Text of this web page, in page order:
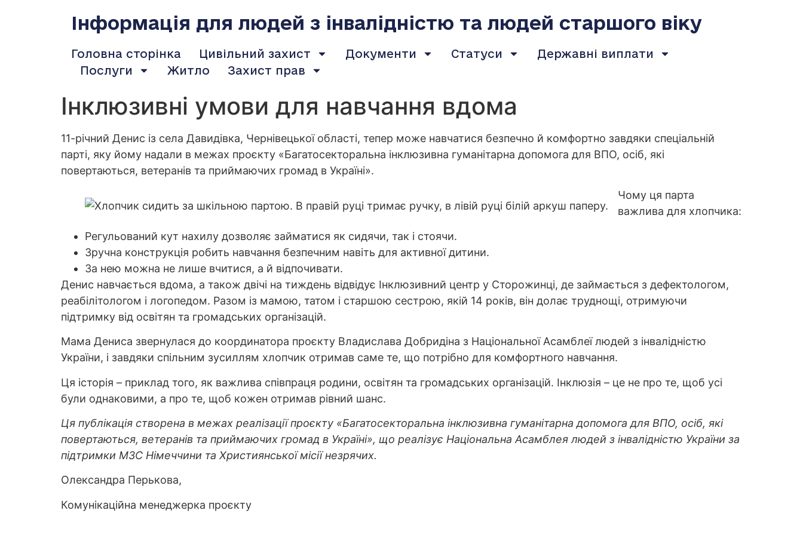
Інформація для людей з інвалідністю та людей старшого віку
Головна сторінка Цивільний захист Документи Статуси
Державні виплати
Послуги
Житло Захист прав
Інклюзивні умови для навчання вдома
11-річний Денис із села Давидівка, Чернівецької області, тепер може навчатися безпечно й комфортно завдяки спеціальній
парті, яку йому надали в межах проєкту «Багатосекторальна інклюзивна гуманітарна допомога для ВПО, осіб, які
повертаються, ветеранів та приймаючих громад в Україні».
Чому ця парта
важлива для хлопчика:
Регульований кут нахилу дозволяє займатися як сидячи, так і стоячи.
Зручна конструкція робить навчання безпечним навіть для активної дитини.
За нею можна не лише вчитися, а й відпочивати.
Денис навчається вдома, а також двічі на тиждень відвідує Інклюзивний центр у Сторожинці, де займається з дефектологом,
реабілітологом і логопедом. Разом із мамою, татом і старшою сестрою, якій 14 років, він долає труднощі, отримуючи
підтримку від освітян та громадських організацій.
Мама Дениса звернулася до координатора проєкту Владислава Добридіна з Національної Асамблеї людей з інвалідністю
України, і завдяки спільним зусиллям хлопчик отримав саме те, що потрібно для комфортного навчання.
Ця історія – приклад того, як важлива співпраця родини, освітян та громадських організацій. Інклюзія – це не про те, щоб усі
були однаковими, а про те, щоб кожен отримав рівний шанс.
Ця публікація створена в межах реалізації проєкту «Багатосекторальна інклюзивна гуманітарна допомога для ВПО, осіб, які
повертаються, ветеранів та приймаючих громад в Україні», що реалізує Національна Асамблея людей з інвалідністю України за
підтримки МЗС Німеччини та Християнської місії незрячих.
Олександра Перькова,
Комунікаційна менеджерка проєкту